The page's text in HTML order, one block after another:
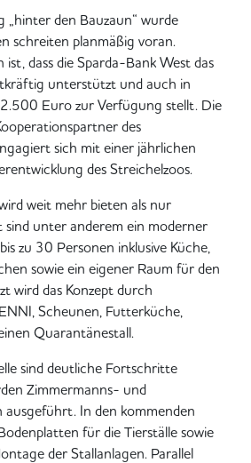
„hinter den Bauzaun“ wurde
schreiten planmäßig voran.
dass die Sparda-Bank West das
unterstützt und auch in
Euro zur Verfügung stellt. Die
des
sich mit einer jährlichen
des Streichelzoos.
weit mehr bieten als nur
sind unter anderem ein moderner
zu 30 Personen inklusive Küche,
sowie ein eigener Raum für den
wird das Konzept durch
Scheunen, Futterküche,
Quarantänestall.
sind deutliche Fortschritte
Zimmermanns- und
ausgeführt. In den kommenden
für die Tierställe sowie
der Stallanlagen. Parallel